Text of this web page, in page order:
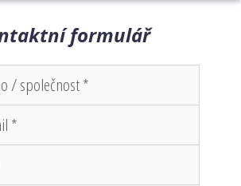
formulář